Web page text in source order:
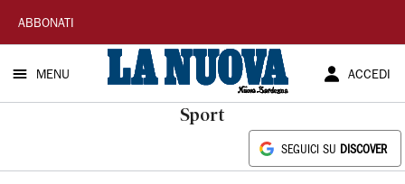
La
Nuova
Sardegna
ABBONATI
MENU ACCEDI
Sport
SEGUICI SU DISCOVER